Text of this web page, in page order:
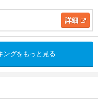
詳細
ングをもっと見る